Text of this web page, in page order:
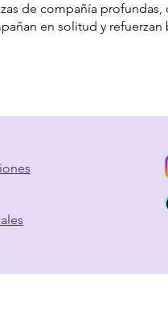
de compañía profundas,
en solitud y refuerzan